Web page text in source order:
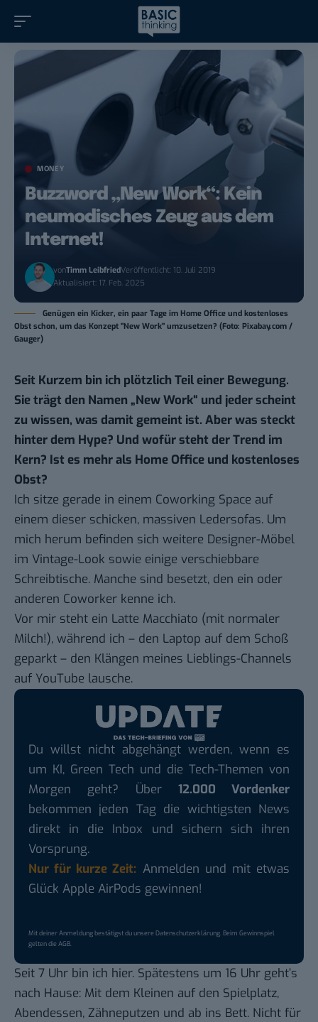
MONEY
Buzzword „New Work“: Kein
neumodisches Zeug aus dem
Internet!
vonTimm LeibfriedVeröffentlicht: 10. Juli 2019
Aktualisiert: 17. Feb. 2025
Genügen ein Kicker, ein paar Tage im Home Office und kostenloses
Obst schon, um das Konzept "New Work" umzusetzen? (Foto: Pixabay.com /
Gauger)
Seit Kurzem bin ich plötzlich Teil einer Bewegung.
Sie trägt den Namen „New Work“ und jeder scheint
zu wissen, was damit gemeint ist. Aber was steckt
hinter dem Hype? Und wofür steht der Trend im
Kern? Ist es mehr als Home Office und kostenloses
Obst?
Ich sitze gerade in einem Coworking Space auf
einem dieser schicken, massiven Ledersofas. Um
mich herum befinden sich weitere Designer-Möbel
im Vintage-Look sowie einige verschiebbare
Schreibtische. Manche sind besetzt, den ein oder
anderen Coworker kenne ich.
Vor mir steht ein Latte Macchiato (mit normaler
Milch!), während ich – den Laptop auf dem Schoß
geparkt – den Klängen meines Lieblings-Channels
auf YouTube lausche.
Du willst nicht abgehängt werden, wenn es
um KI, Green Tech und die Tech-Themen von
Morgen geht? Über 12.000 Vordenker
bekommen jeden Tag die wichtigsten News
direkt in die Inbox und sichern sich ihren
Vorsprung.
Nur für kurze Zeit: Anmelden und mit etwas
Glück Apple AirPods gewinnen!
Mit deiner Anmeldung bestätigst du unsereDatenschutzerklärung. Beim Gewinnspiel
gelten dieAGB.
Seit 7 Uhr bin ich hier. Spätestens um 16 Uhr geht’s
nach Hause: Mit dem Kleinen auf den Spielplatz,
Abendessen, Zähneputzen und ab ins Bett. Nicht für